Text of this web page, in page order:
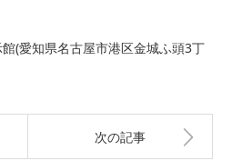
(愛知県名古屋市港区金城ふ頭3丁
次の記事